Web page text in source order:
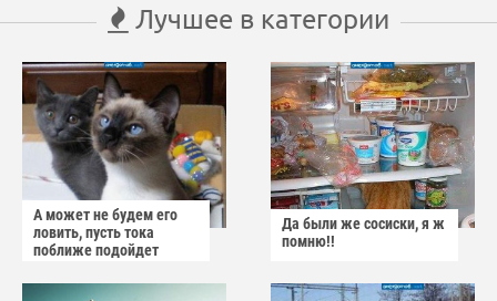
Лучшее в категории
А может не будем его
ловить, пусть тока
поближе подойдет
Да были же сосиски, я ж
помню!!